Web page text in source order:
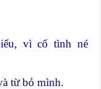
vì cố tình né
từ bỏ mình.